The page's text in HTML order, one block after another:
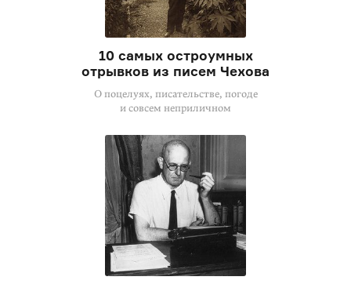
10 самых остроумных
отрывков из писем Чехова
О поцелуях, писательстве, погоде
и совсем неприличном